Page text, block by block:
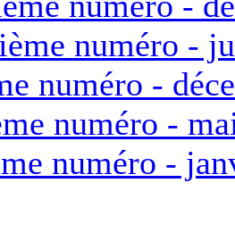
numéro -
numéro -
numéro -
numéro -